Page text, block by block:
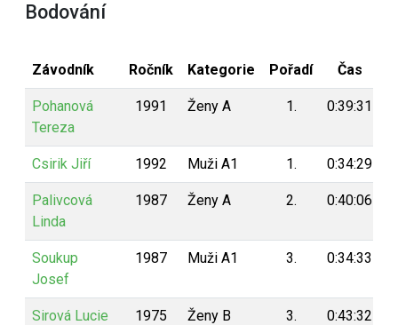
Bodování
Závodník Ročník Kategorie Pořadí Čas
Pohanová
Tereza
1991 Ženy A 1. 0:39:31
Csirik Jiří 1992 Muži A1 1. 0:34:29
Palivcová
Linda
1987 Ženy A 2. 0:40:06
Soukup
Josef
1987 Muži A1 3. 0:34:33
Sirová Lucie 1975 Ženy B 3. 0:43:32